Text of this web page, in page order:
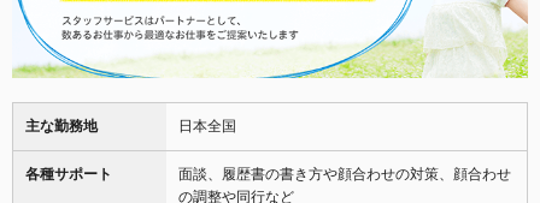
主な勤務地 日本全国
各種サポート
面談、履歴書の書き方や顔合わせの対策、顔合わせ
の調整や同行など